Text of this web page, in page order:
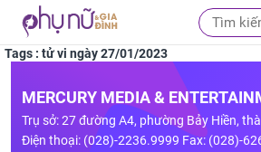
Tags : tử vi ngày 27/01/2023
MERCURY MEDIA &
Trụ sở: 27 đường A4, phường Bảy Hiền,
Điện thoại: (028)-2236.9999 Fax: (028)-